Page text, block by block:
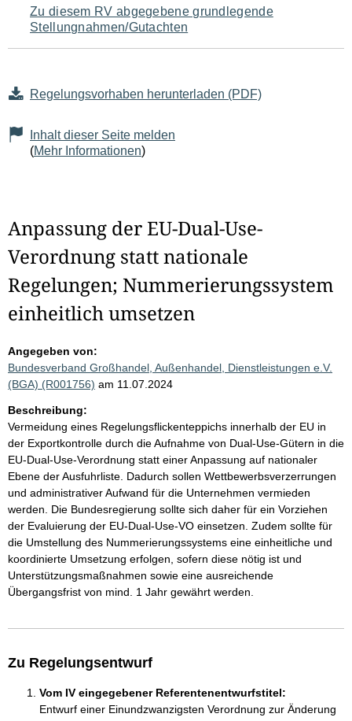
Zu diesem RV abgegebene grundlegende
Stellungnahmen/Gutachten
Regelungsvorhaben herunterladen (PDF)
Inhalt dieser Seite melden
(Mehr Informationen)
Anpassung der EU-Dual-Use-
Verordnung statt nationale
Regelungen; Nummerierungssystem
einheitlich umsetzen
Angegeben von:
Bundesverband Großhandel, Außenhandel, Dienstleistungen e.V.
(BGA) (R001756) am 11.07.2024
Beschreibung:
Vermeidung eines Regelungsflickenteppichs innerhalb der EU in
der Exportkontrolle durch die Aufnahme von Dual-Use-Gütern in die
EU-Dual-Use-Verordnung statt einer Anpassung auf nationaler
Ebene der Ausfuhrliste. Dadurch sollen Wettbewerbsverzerrungen
und administrativer Aufwand für die Unternehmen vermieden
werden. Die Bundesregierung sollte sich daher für ein Vorziehen
der Evaluierung der EU-Dual-Use-VO einsetzen. Zudem sollte für
die Umstellung des Nummerierungssystems eine einheitliche und
koordinierte Umsetzung erfolgen, sofern diese nötig ist und
Unterstützungsmaßnahmen sowie eine ausreichende
Übergangsfrist von mind. 1 Jahr gewährt werden.
Zu Regelungsentwurf
Vom IV eingegebener Referentenentwurfstitel:
Entwurf einer Einundzwanzigsten Verordnung zur Änderung